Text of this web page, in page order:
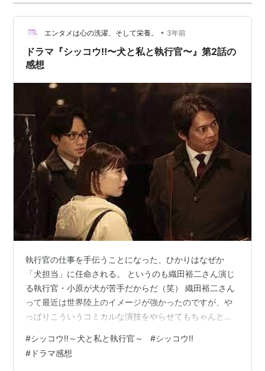
ドのバルトシュ・クレク選手も骨格が綺麗で、…
エンタメは心の洗濯、そして栄養。 • 3年前
ドラマ『シッコウ‼︎〜犬と私と執行官〜』第2話の
感想
執行官の仕事を手伝うことになった、ひかりはなぜか
「犬担当」に任命される。 というのも織田裕二さん演じ
る執行官・小原が犬が苦手だからだ（笑） 織田裕二さん
って最近は世界陸上のイメージが強かったのですが、や
っぱりこういうコミカルな演技をやらせてもちゃんと笑
るシーンとか、結構大袈裟なんだけどなんだか笑えるい
い演技でしたね。 そして今回は、第1話から気になってい
#シッコウ‼～犬と私と執行官～ #シッコウ!!
# ドラマ感想